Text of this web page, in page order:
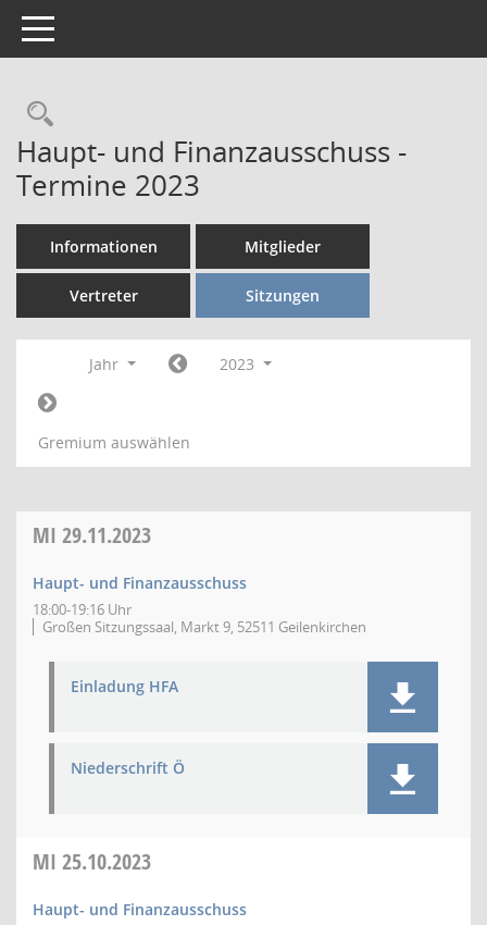
Toggle navigation
Rechercheauswahl
Haupt- und Finanzausschuss -
Termine 2023
Informationen Mitglieder
Vertreter Sitzungen
Jahr 2023
Gremium auswählen
MI 29.11.2023
Haupt- und Finanzausschuss
18:00-19:16 Uhr
Großen Sitzungssaal, Markt 9, 52511 Geilenkirchen
Einladung HFA
Niederschrift Ö
MI 25.10.2023
Haupt- und Finanzausschuss